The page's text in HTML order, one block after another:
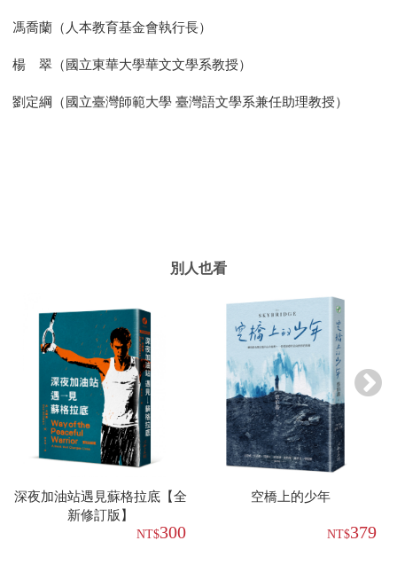
馮喬蘭（人本教育基金會執行長）
楊 翠（國立東華大學華文文學系教授）
劉定綱（國立臺灣師範大學 臺灣語文學系兼任助理教授）
別人也看
深夜加油站遇見蘇格拉底【全
新修訂版】
300
空橋上的少年
379